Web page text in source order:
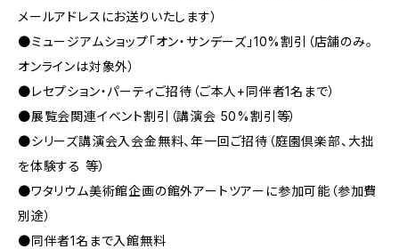
メールアドレスにお送りいたします）
●ミュージアムショップ「オン・サンデーズ」10%割引（店舗のみ。
オンラインは対象外）
●レセプション・パーティご招待（ご本人+同伴者1名まで）
●展覧会関連イベント割引（講演会 50%割引等）
●シリーズ講演会入会金無料、年一回ご招待（庭園倶楽部、大拙
を体験する 等）
●ワタリウム美術館企画の館外アートツアーに参加可能（参加費
別途）
●同伴者1名まで入館無料